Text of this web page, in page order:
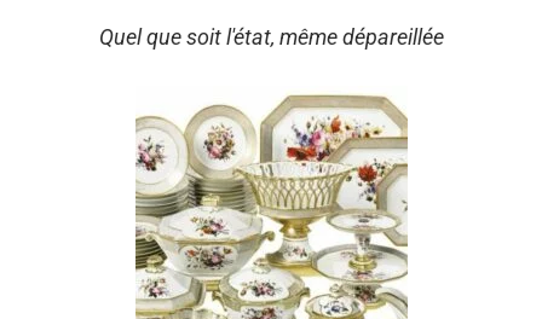
Quel que soit l'état, même dépareillée